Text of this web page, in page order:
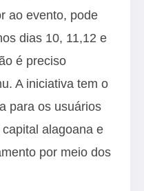
ao evento, pode
dias 10, 11,12 e
é preciso
A iniciativa tem o
para os usuários
alagoana e
por meio dos